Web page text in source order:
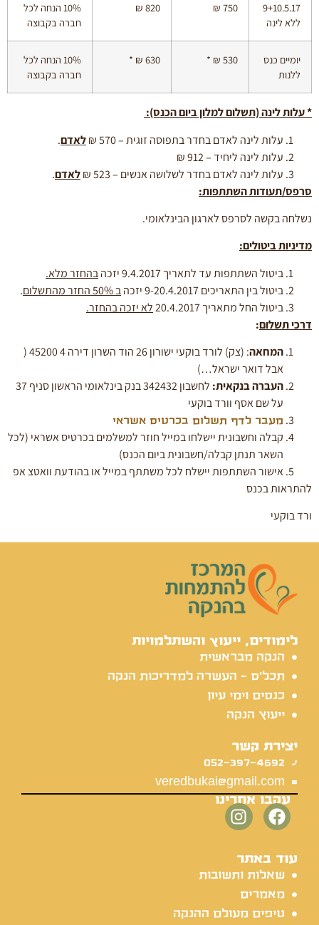
9+10.5.17
ללא לינה
750 ₪
820 ₪
10% הנחה לכל
חברה בקבוצה
יומיים כנס
ללנות
530 ₪ *
630 ₪ *
10% הנחה לכל
חברה בקבוצה
*עלות לינה (תשלום למלון ביום הכנס):
עלות לינה לאדם בחדר בתפוסה זוגית – 570 ₪
לאדם.
עלות לינה ליחיד – 912 ₪
עלות לינה לאדם בחדר לשלושה אנשים – 523 ₪
לאדם.
סרפס/תעודות השתתפות:
נשלחה בקשה לסרפס לארגון הבינלאומי.
מדיניות ביטולים:
ביטול השתתפות עד לתאריך 9.4.2017 יזכה
בהחזר מלא.
ביטול בין התאריכים 9-20.4.2017 יזכה
ב 50% החזר מהתשלום
.
ביטול החל מתאריך 20.4.2017
לא יזכה בהחזר.
דרכי תשלום:
המחאה
: (צק) לורד בוקעי ישורון 26 הוד השרון דירה 4 45200 (
אבל דואר ישראל…)
העברה בנקאית:
לחשבון 342432 בנק בינלאומי הראשון סניף 37
על שם אסף וורד בוקעי
מעבר לדף תשלום בכרטיס אשראי
קבלה וחשבונית יישלחו במייל חוזר למשלמים בכרטיס אשראי (לכל
השאר תנתן קבלה/חשבונית ביום הכנס)
אישור השתתפות יישלח לכל משתתף במייל או בהודעת וואטצ אפ
להתראות בכנס
ורד בוקעי
לימודים, ייעוץ והשתלמויות
הנקה מבראשית
תכל'ס - העשרה למדריכות הנקה
כנסים וימי עיון
ייעוץ הנקה
יצירת קשר
052-397-4692
veredbukai@gmail.com
עקבו אחרינו
עוד באתר
שאלות ותשובות
מאמרים
טיפים מעולם ההנקה